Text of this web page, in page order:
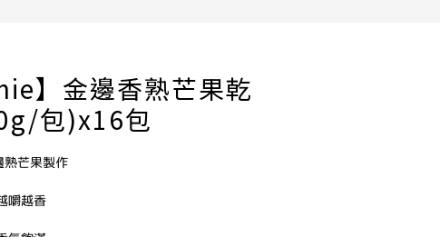
】金邊香熟芒果乾
包)x16包
芒果製作
嚼越香